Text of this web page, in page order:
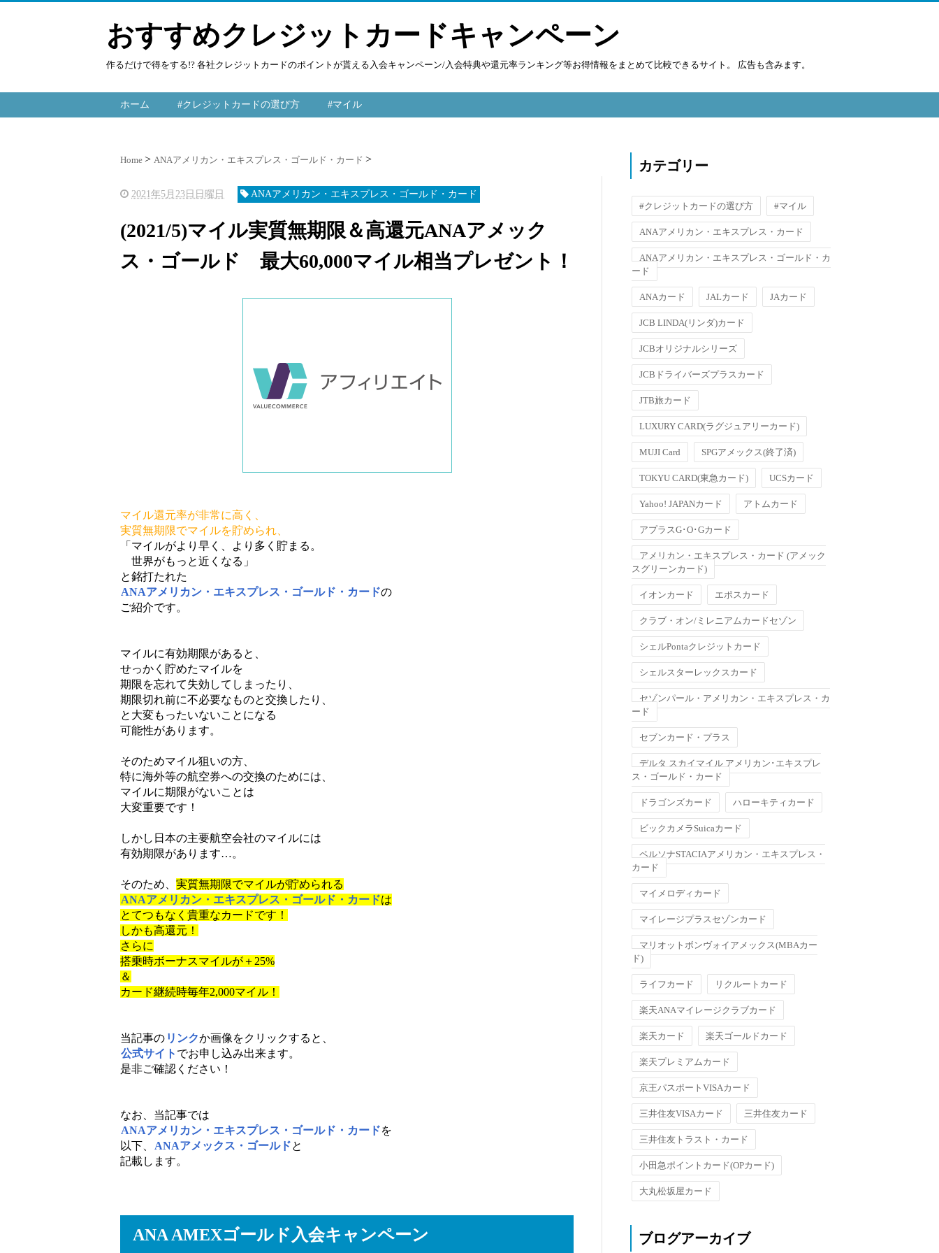
おすすめクレジットカードキャンペーン
作るだけで得をする!? 各社クレジットカードのポイントが貰える入会キャンペーン/入会特典や還元率ランキング等お得情報をまとめて比較できるサイト。 広告も含みます。
ホーム #クレジットカードの選び方 #マイル
Home ANAアメリカン・エキスプレス・ゴールド・カード
2021年5月23日日曜日 ANAアメリカン・エキスプレス・ゴールド・カード
(2021/5)マイル実質無期限＆高還元ANAアメック
ス・ゴールド 最大60,000マイル相当プレゼント！
マイル還元率が非常に高く、
実質無期限でマイルを貯められ、
「マイルがより早く、より多く貯まる。
世界がもっと近くなる」
と銘打たれた
ANAアメリカン・エキスプレス・ゴールド・カードの
ご紹介です。
マイルに有効期限があると、
せっかく貯めたマイルを
期限を忘れて失効してしまったり、
期限切れ前に不必要なものと交換したり、
と大変もったいないことになる
可能性があります。
そのためマイル狙いの方、
特に海外等の航空券への交換のためには、
マイルに期限がないことは
大変重要です！
しかし日本の主要航空会社のマイルには
有効期限があります…。
そのため、 実質無期限でマイルが貯められる
ANAアメリカン・エキスプレス・ゴールド・カードは
とてつもなく貴重なカードです！
しかも高還元！
さらに
搭乗時ボーナスマイルが＋25%
＆
カード継続時毎年2,000マイル！
当記事の リンクか画像をクリックすると、
公式サイト でお申し込み出来ます。
是非ご確認ください！
なお、当記事では
ANAアメリカン・エキスプレス・ゴールド・カードを
以下、
ANAアメックス・ゴールドと
記載します。
ANA AMEXゴールド入会キャンペーン
カテゴリー
#クレジットカードの選び方 #マイル
ANAアメリカン・エキスプレス・カード
ANAアメリカン・エキスプレス・ゴールド・カ
ード
ANAカード JALカード JAカード
JCB LINDA(リンダ)カード
JCBオリジナルシリーズ
JCBドライバーズプラスカード
JTB旅カード
LUXURY CARD(ラグジュアリーカード)
MUJI Card SPGアメックス(終了済)
TOKYU CARD(東急カード) UCSカード
Yahoo! JAPANカード アトムカード
アプラスG･O･Gカード
アメリカン・エキスプレス・カード (アメック
スグリーンカード)
イオンカード エポスカード
クラブ・オン/ミレニアムカードセゾン
シェルPontaクレジットカード
シェルスターレックスカード
セゾンパール・アメリカン・エキスプレス・カ
ード
セブンカード・プラス
デルタ スカイマイル アメリカン･エキスプレ
ス・ゴールド・カード
ドラゴンズカード ハローキティカード
ビックカメラSuicaカード
ペルソナSTACIAアメリカン・エキスプレス・
カード
マイメロディカード
マイレージプラスセゾンカード
マリオットボンヴォイアメックス(MBAカー
ド)
ライフカード リクルートカード
楽天ANAマイレージクラブカード
楽天カード 楽天ゴールドカード
楽天プレミアムカード
京王パスポートVISAカード
三井住友VISAカード 三井住友カード
三井住友トラスト・カード
小田急ポイントカード(OPカード)
大丸松坂屋カード
ブログアーカイブ